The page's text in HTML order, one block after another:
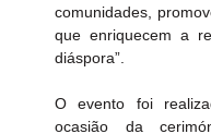
comunidades,
que enriquecem a
diáspora”.
O evento foi
ocasião da